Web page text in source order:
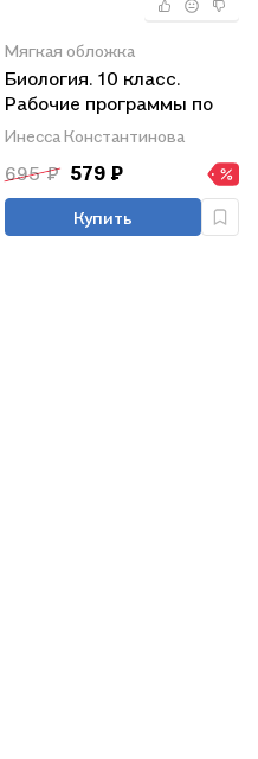
Мягкая обложка
Биология. 10 класс.
Рабочие программы по
учебникам В.Б. Захарова,
Сонина, Е.Т. Захаровой,
В.И. Сивоглазова, И.Б.
Агафоновой. Базовый и
Инесса Константинова
695 ₽ 579 ₽
Купить